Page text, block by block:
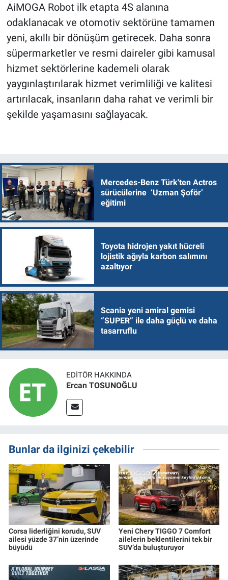
AiMOGA Robot ilk etapta 4S alanına
odaklanacak ve otomotiv sektörüne tamamen
yeni, akıllı bir dönüşüm getirecek. Daha sonra
süpermarketler ve resmi daireler gibi kamusal
hizmet sektörlerine kademeli olarak
yaygınlaştırılarak hizmet verimliliği ve kalitesi
artırılacak, insanların daha rahat ve verimli bir
şekilde yaşamasını sağlayacak.
Mercedes-Benz Türk'ten Actros
sürücülerine ‘Uzman Şoför’
eğitimi
Toyota hidrojen yakıt hücreli
lojistik ağıyla karbon salımını
azaltıyor
Scania yeni amiral gemisi
“SUPER” ile daha güçlü ve daha
tasarruflu
EDITÖR HAKKINDA
Ercan TOSUNOĞLU
Bunlar da ilginizi çekebilir
Corsa liderliğini korudu, SUV
ailesi yüzde 37’nin üzerinde
büyüdü
Yeni Chery TIGGO 7 Comfort
ailelerin beklentilerini tek bir
SUV’da buluşturuyor